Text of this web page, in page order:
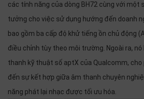
các tính năng của dòng BH72 cùng với một
tưởng cho việc sử dụng hướng đến doanh
bao gồm ba cấp độ khử tiếng ồn chủ động
điều chỉnh tùy theo môi trường. Ngoài ra,
thanh kỹ thuật số aptX của Qualcomm, cho
đến sự kết hợp giữa âm thanh chuyên
năng phát lại nhạc được tối ưu hóa.